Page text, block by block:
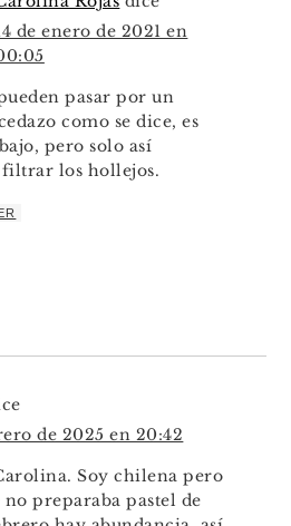
de enero de 2021 en
pasar por un
como se dice, es
pero solo así
los hollejos.
de 2025 en 20:42
Soy chilena pero
preparaba pastel de